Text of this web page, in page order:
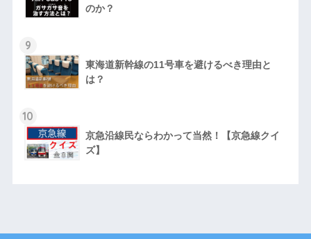
のか？
9
東海道新幹線の11号車を避けるべき理由と
は？
10
京急沿線民ならわかって当然！【京急線クイ
ズ】